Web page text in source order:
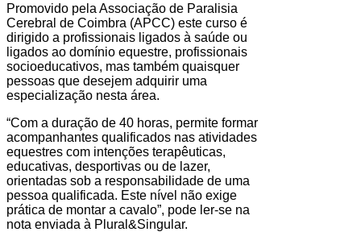
Promovido pela Associação de Paralisia
Cerebral de Coimbra (APCC) este curso é
dirigido a profissionais ligados à saúde ou
ligados ao domínio equestre, profissionais
socioeducativos, mas também quaisquer
pessoas que desejem adquirir uma
especialização nesta área.
“Com a duração de 40 horas, permite formar
acompanhantes qualificados nas atividades
equestres com intenções terapêuticas,
educativas, desportivas ou de lazer,
orientadas sob a responsabilidade de uma
pessoa qualificada. Este nível não exige
prática de montar a cavalo”, pode ler-se na
nota enviada à Plural&Singular.